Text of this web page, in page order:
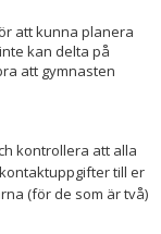
att kunna planera
kan delta på
att gymnasten
kontrollera att alla
till er
(för de som är två)